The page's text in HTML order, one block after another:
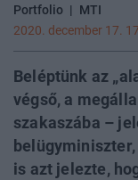
Portfolio | MTI
2020. december 17.
Beléptünk az
végső, a
szakaszába –
is azt jelezte,